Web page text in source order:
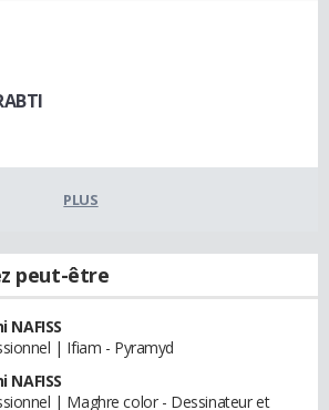
PLUS
peut-être
| Ifiam - Pyramyd
| Maghre color - Dessinateur et